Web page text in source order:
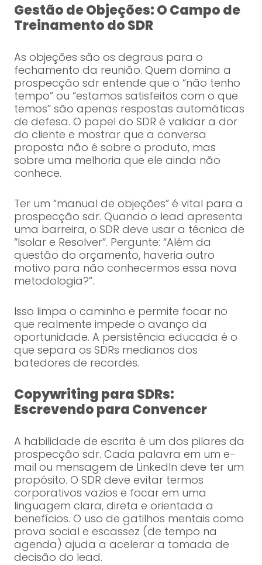
Gestão de Objeções: O Campo de
Treinamento do SDR
As objeções são os degraus para o
fechamento da reunião. Quem domina a
prospecção sdr entende que o “não tenho
tempo” ou “estamos satisfeitos com o que
temos” são apenas respostas automáticas
de defesa. O papel do SDR é validar a dor
do cliente e mostrar que a conversa
proposta não é sobre o produto, mas
sobre uma melhoria que ele ainda não
conhece.
Ter um “manual de objeções” é vital para a
prospecção sdr. Quando o lead apresenta
uma barreira, o SDR deve usar a técnica de
“Isolar e Resolver”. Pergunte: “Além da
questão do orçamento, haveria outro
motivo para não conhecermos essa nova
metodologia?”.
Isso limpa o caminho e permite focar no
que realmente impede o avanço da
oportunidade. A persistência educada é o
que separa os SDRs medianos dos
batedores de recordes.
Copywriting para SDRs:
Escrevendo para Convencer
A habilidade de escrita é um dos pilares da
prospecção sdr. Cada palavra em um e-
mail ou mensagem de LinkedIn deve ter um
propósito. O SDR deve evitar termos
corporativos vazios e focar em uma
linguagem clara, direta e orientada a
benefícios. O uso de gatilhos mentais como
prova social e escassez (de tempo na
agenda) ajuda a acelerar a tomada de
decisão do lead.